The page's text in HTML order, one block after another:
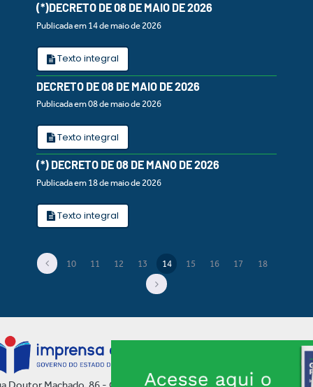
(*)DECRETO DE 08 DE MAIO DE 2026
Publicada em 14 de maio de 2026
Texto integral
DECRETO DE 08 DE MAIO DE 2026
Publicada em 08 de maio de 2026
Texto integral
(*) DECRETO DE 08 DE MANO DE 2026
Publicada em 18 de maio de 2026
Texto integral
10 11 12 13 14
(current)
15 16 17 18